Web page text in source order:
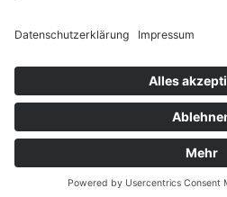
Social Media